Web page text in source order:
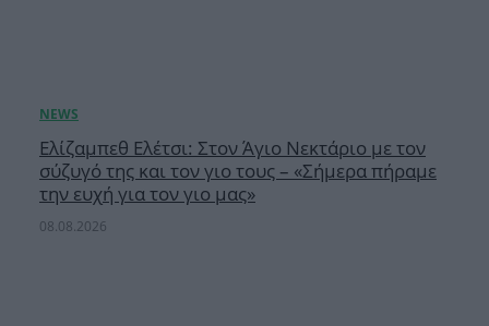
Ελίζαμπεθ Ελέτσι: Στον Άγιο Νεκτάριο με τον
σύζυγό της και τον γιο τους – «Σήμερα πήραμε
την ευχή για τον γιο μας»
08.08.2026